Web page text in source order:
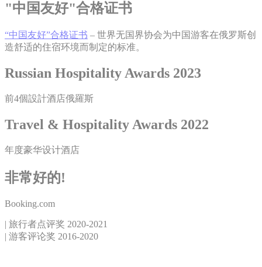
"中国友好"合格证书
“中国友好”合格证书 – 世界无国界协会为中国游客在俄罗斯创
造舒适的住宿环境而制定的标准。
Russian Hospitality Awards 2023
前4個設計酒店俄羅斯
Travel & Hospitality Awards 2022
年度豪华设计酒店
非常好的!
Booking.com
| 旅行者点评奖 2020-2021
| 游客评论奖 2016-2020